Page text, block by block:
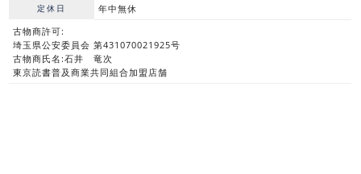
定休日
年中無休
古物商許可:
埼玉県公安委員会 第431070021925号
古物商氏名:石井 竜次
東京読書普及商業共同組合加盟店舗